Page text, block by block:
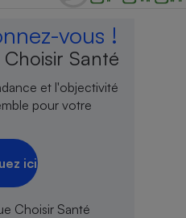
vous !
Santé
et l'objectivité
pour votre
ici